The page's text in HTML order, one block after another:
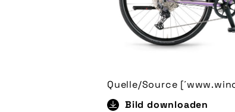
Quelle/Source
Bild downloaden